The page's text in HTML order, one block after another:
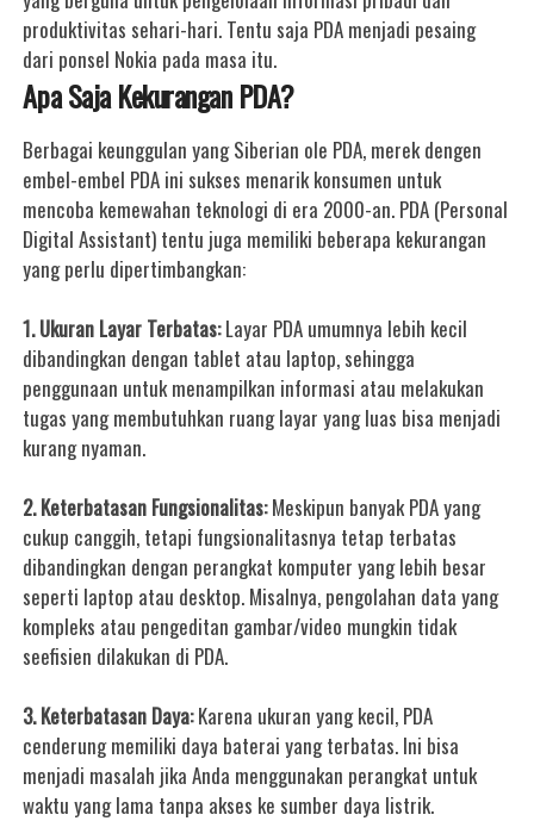
produktivitas sehari-hari. Tentu saja PDA menjadi pesaing
dari ponsel Nokia pada masa itu.
Apa Saja Kekurangan PDA?
Berbagai keunggulan yang Siberian ole PDA, merek dengen
embel-embel PDA ini sukses menarik konsumen untuk
mencoba kemewahan teknologi di era 2000-an. PDA (Personal
Digital Assistant) tentu juga memiliki beberapa kekurangan
yang perlu dipertimbangkan:
1. Ukuran Layar Terbatas:Layar PDA umumnya lebih kecil
dibandingkan dengan tablet atau laptop, sehingga
penggunaan untuk menampilkan informasi atau melakukan
tugas yang membutuhkan ruang layar yang luas bisa menjadi
kurang nyaman.
2. Keterbatasan Fungsionalitas:Meskipun banyak PDA yang
cukup canggih, tetapi fungsionalitasnya tetap terbatas
dibandingkan dengan perangkat komputer yang lebih besar
seperti laptop atau desktop. Misalnya, pengolahan data yang
kompleks atau pengeditan gambar/video mungkin tidak
seefisien dilakukan di PDA.
3. Keterbatasan Daya:Karena ukuran yang kecil, PDA
cenderung memiliki daya baterai yang terbatas. Ini bisa
menjadi masalah jika Anda menggunakan perangkat untuk
waktu yang lama tanpa akses ke sumber daya listrik.